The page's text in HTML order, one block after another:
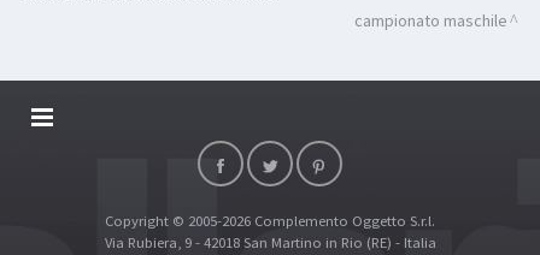
campionato maschile
DALLARIVOLLEY SOSTIENE
TOP RICERCHECopyright © 2005-2026 Complemento Oggetto S.r.l.
Via Rubiera, 9 - 42018 San Martino in Rio (RE) - Italia